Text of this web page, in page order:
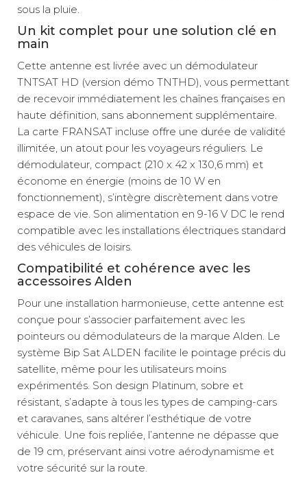
sous la pluie.
Un kit complet pour une solution clé en
main
Cette antenne est livrée avec un démodulateur
TNTSAT HD (version démo TNTHD), vous permettant
de recevoir immédiatement les chaînes françaises en
haute définition, sans abonnement supplémentaire.
La carte FRANSAT incluse offre une durée de validité
illimitée, un atout pour les voyageurs réguliers. Le
démodulateur, compact (210 x 42 x 130,6 mm) et
économe en énergie (moins de 10 W en
fonctionnement), s’intègre discrètement dans votre
espace de vie. Son alimentation en 9-16 V DC le rend
compatible avec les installations électriques standard
des véhicules de loisirs.
Compatibilité et cohérence avec les
accessoires Alden
Pour une installation harmonieuse, cette antenne est
conçue pour s’associer parfaitement avec les
pointeurs ou démodulateurs de la marque Alden. Le
système Bip Sat ALDEN facilite le pointage précis du
satellite, même pour les utilisateurs moins
expérimentés. Son design Platinum, sobre et
résistant, s’adapte à tous les types de camping-cars
et caravanes, sans altérer l’esthétique de votre
véhicule. Une fois repliée, l’antenne ne dépasse que
de 19 cm, préservant ainsi votre aérodynamisme et
votre sécurité sur la route.